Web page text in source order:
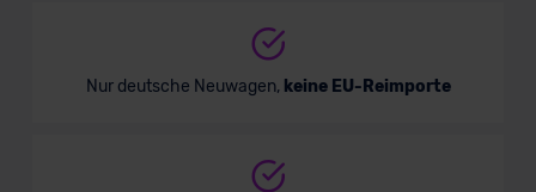
Nur deutsche Neuwagen, keine EU-Reimporte